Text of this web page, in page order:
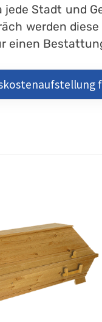
jede Stadt und
werden
einen